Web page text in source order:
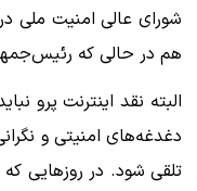
شورای عالی امنیت ملی
هم در حالی که
البته نقد اینترنت پرو
دغدغه‌های امنیتی و
تلقی شود. در روزهایی